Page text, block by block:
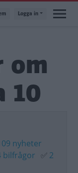
Logga in
om
10
nyheter
bilfrågor ✅ 2